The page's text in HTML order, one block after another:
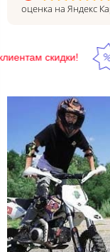
оценка на Яндекс
скидки!